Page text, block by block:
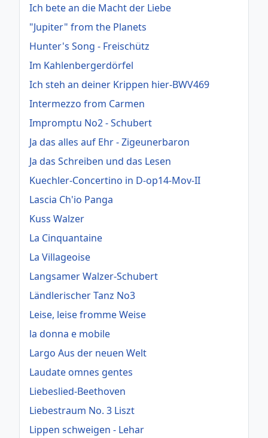
Ich bete an die Macht der Liebe
"Jupiter" from the Planets
Hunter's Song - Freischütz
Im Kahlenbergerdörfel
Ich steh an deiner Krippen hier-BWV469
Intermezzo from Carmen
Impromptu No2 - Schubert
Ja das alles auf Ehr - Zigeunerbaron
Ja das Schreiben und das Lesen
Kuechler-Concertino in D-op14-Mov-II
Lascia Ch'io Panga
Kuss Walzer
La Cinquantaine
La Villageoise
Langsamer Walzer-Schubert
Ländlerischer Tanz No3
Leise, leise fromme Weise
la donna e mobile
Largo Aus der neuen Welt
Laudate omnes gentes
Liebeslied-Beethoven
Liebestraum No. 3 Liszt
Lippen schweigen - Lehar